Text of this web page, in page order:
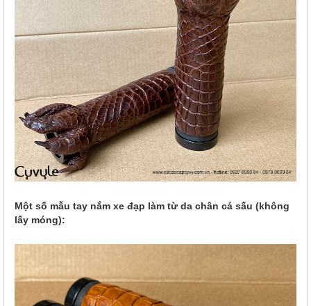
Một số mẫu tay nắm xe đạp làm từ da chân cá sấu (không
lấy móng):